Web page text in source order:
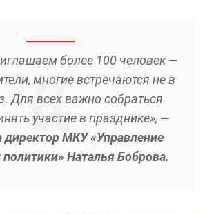
более 100 человек —
многие встречаются не в
Для всех важно собраться
участие в празднике», —
директор МКУ «Управление
Наталья Боброва.